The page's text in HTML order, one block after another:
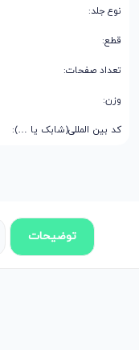
نوع جلد:
قطع:
تعداد صفحات:
وزن:
کد بین المللی(شابک یا …):
توضیحات